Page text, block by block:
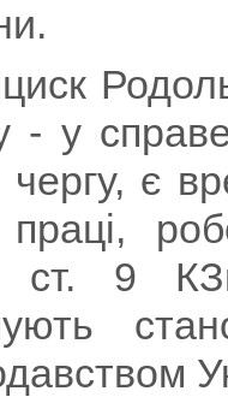
- у
є
праці,
ст. 9